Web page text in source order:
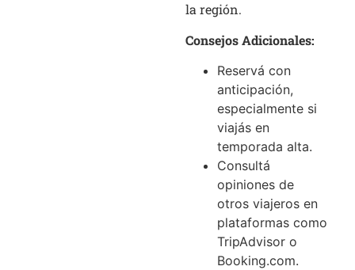
la región.
Consejos Adicionales:
Reservá con
anticipación,
especialmente si
viajás en
temporada alta.
Consultá
opiniones de
otros viajeros en
plataformas como
TripAdvisor o
Booking.com.